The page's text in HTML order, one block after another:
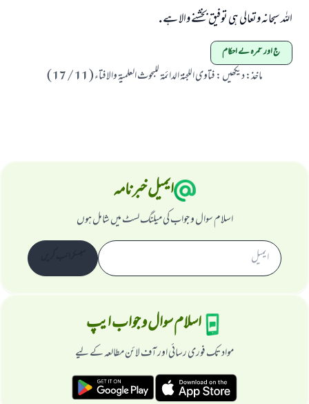
اللہ سبحانہ وتعالی ہی توفیق بخشنے والا ہے .
حج اور عمرہ کے احکام
ماخذ:دیکھیں : فتاوی اللجنۃ الدائمۃ للبحوث العلمیۃ والافتاء ( 11 / 17 )
ایمیل خبرنامہ
اسلام سوال و جواب کی میلنگ لسٹ میں شامل ہوں
اسلام سوال و جواب ایپ
مواد تک فوری رسائی اور آف لائن مطالعہ کے لیے